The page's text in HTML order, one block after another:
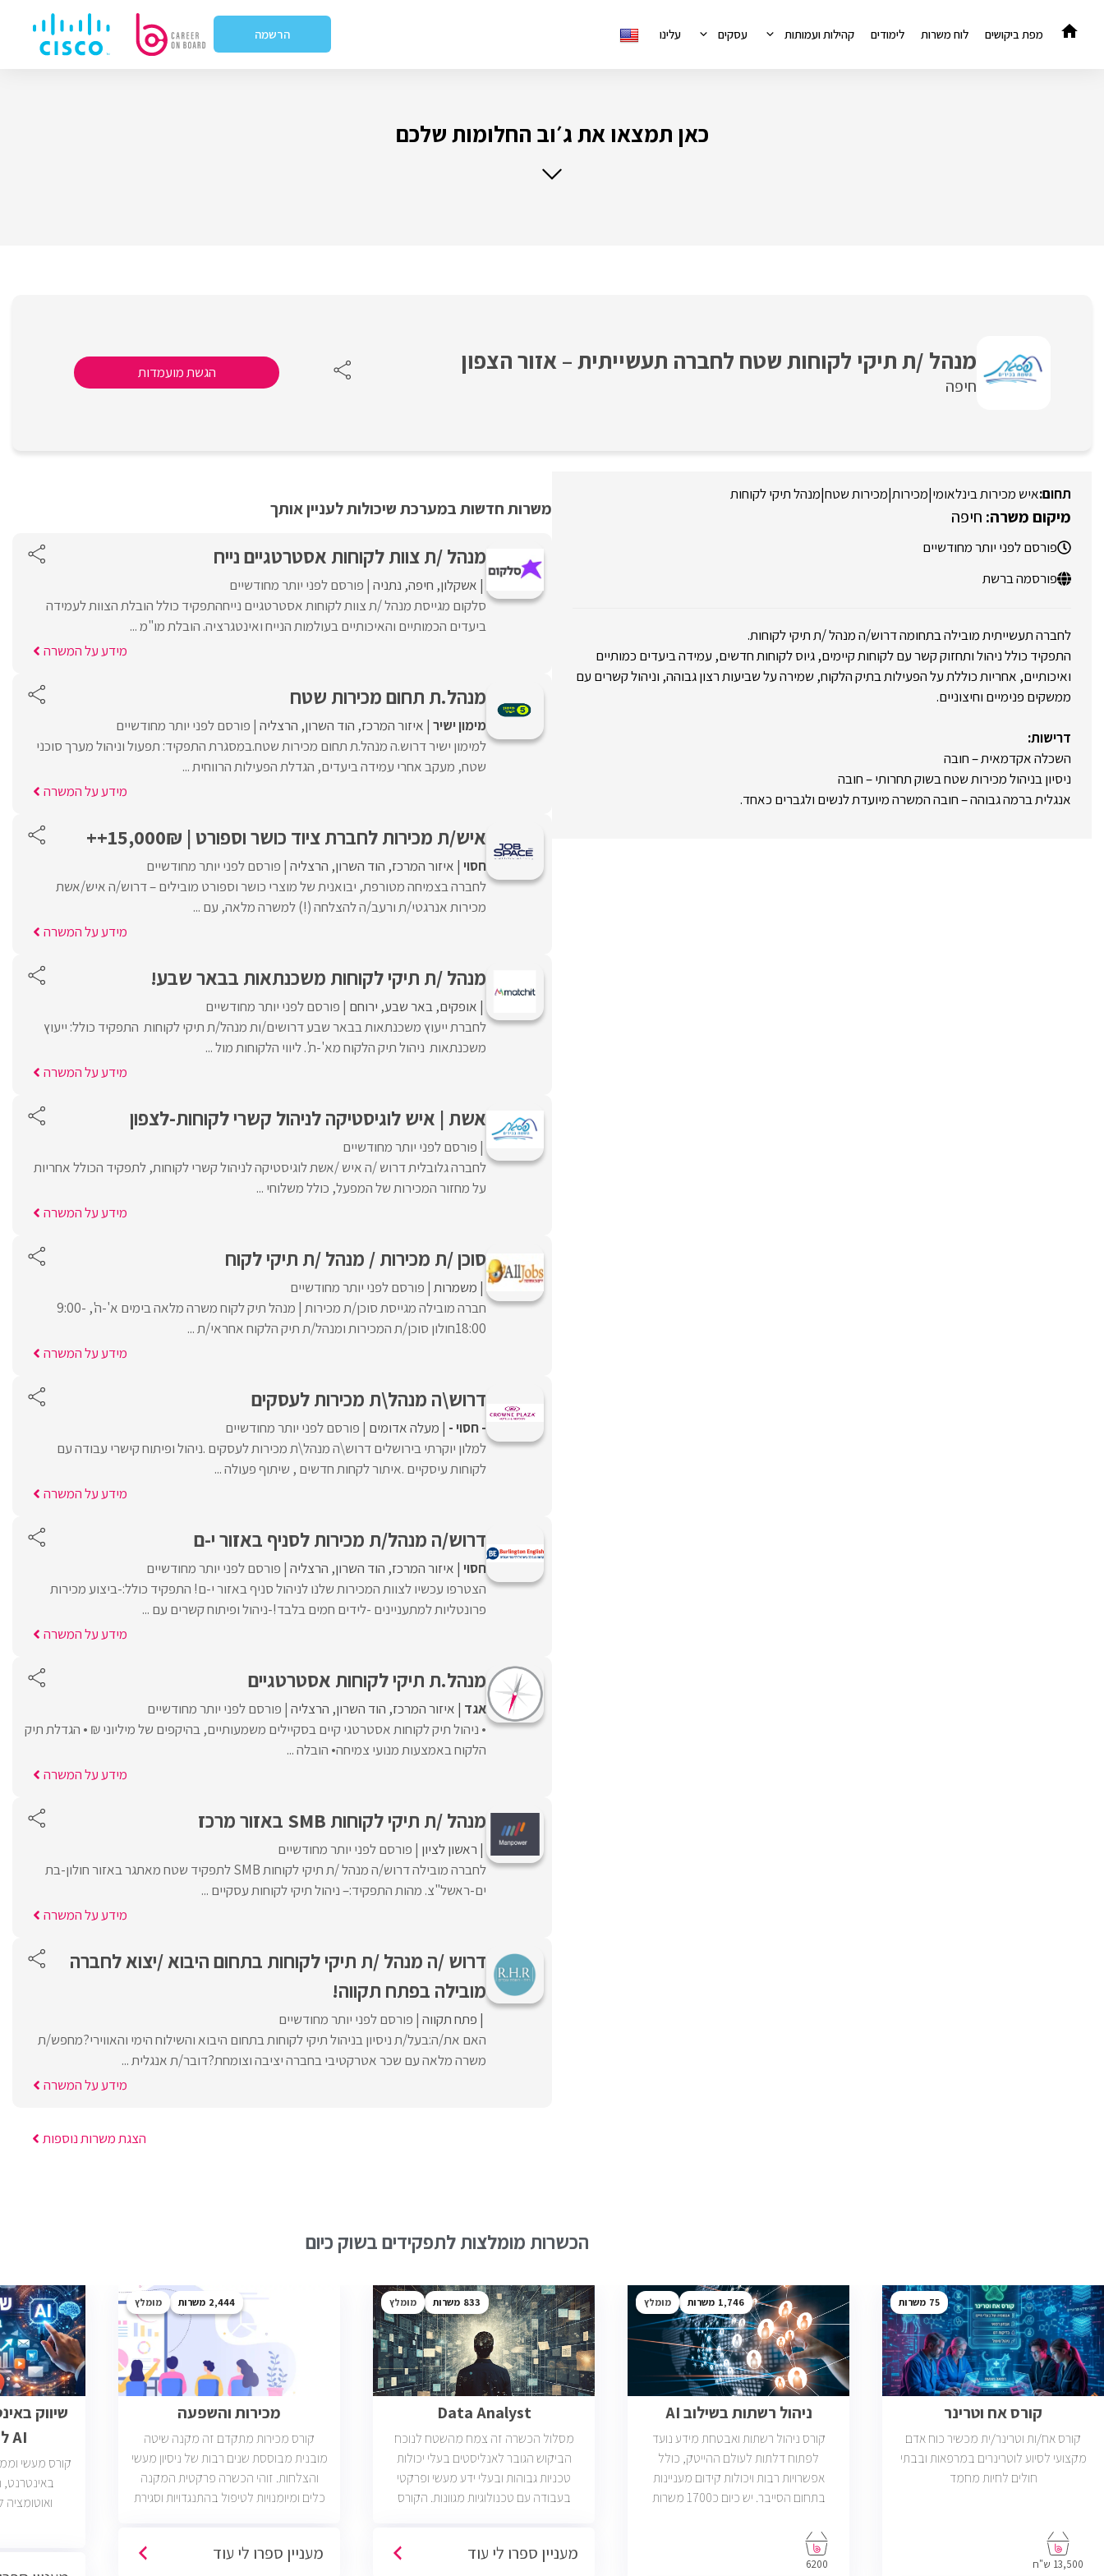
לתוכן
מפת ביקושים לוח משרות לימודים קהילות ועמותות עסקים עלינו הרשמה
כאן תמצאו את ג׳וב החלומות שלכם
מנהל /ת תיקי לקוחות שטח לחברה תעשייתית – אזור הצפון
חיפה
הגשת מועמדות
איש מכירות בינלאומי|מכירות|מכירות שטח|מנהל תיקי לקוחות
חיפה
פורסם לפני יותר מחודשיים
פורסמה ברשת
לחברה תעשייתית מובילה בתחומה דרוש/ה מנהל /ת תיקי לקוחות.
התפקיד כולל ניהול ותחזוק קשר עם לקוחות קיימים, גיוס לקוחות חדשים, עמידה ביעדים כמותיים
ואיכותיים, אחריות כוללת על הפעילות בתיק הלקוח, שמירה על שביעות רצון גבוהה, וניהול קשרים עם
ממשקים פנימיים וחיצוניים.
דרישות:
השכלה אקדמאית – חובה
ניסיון בניהול מכירות שטח בשוק תחרותי – חובה
אנגלית ברמה גבוהה – חובה המשרה מיועדת לנשים ולגברים כאחד.
משרות חדשות במערכת שיכולות לעניין אותך
מנהל /ת צוות לקוחות אסטרטגיים נייח
אשקלון חיפה נתניה פורסם לפני יותר מחודשיים
סלקום מגייסת מנהל /ת צוות לקוחות אסטרטגיים נייחהתפקיד כולל הובלת הצוות לעמידה
ביעדים הכמותיים והאיכותיים בעולמות הנייח ואינטגרציה. הובלת מו"מ ...
מידע על המשרה
מנהל.ת תחום מכירות שטח
מימון ישיר איזור המרכז הוד השרון הרצליה פורסם לפני יותר מחודשיים
למימון ישיר דרוש.ה מנהל.ת תחום מכירות שטח.במסגרת התפקיד: תפעול וניהול מערך סוכני
שטח, מעקב אחרי עמידה ביעדים, הגדלת הפעילות הרווחית ...
מידע על המשרה
איש/ת מכירות לחברת ציוד כושר וספורט | 15,000₪++
חסוי איזור המרכז הוד השרון הרצליה פורסם לפני יותר מחודשיים
לחברה בצמיחה מטורפת, יבואנית של מוצרי כושר וספורט מובילים – דרוש/ה איש/אשת
מכירות אנרגטי/ת ורעב/ה להצלחה (!) למשרה מלאה, עם ...
מידע על המשרה
מנהל /ת תיקי לקוחות משכנתאות בבאר שבע!
אופקים באר שבע ירוחם פורסם לפני יותר מחודשיים
לחברת ייעוץ משכנתאות בבאר שבע דרושים/ות מנהל/ת תיקי לקוחות התפקיד כולל: ייעוץ
משכנתאות ניהול תיק הלקוח מא'-ת'. ליווי הלקוחות מול ...
מידע על המשרה
אשת | איש לוגיסטיקה לניהול קשרי לקוחות-לצפון
פורסם לפני יותר מחודשיים
לחברה גלובלית דרוש /ה איש /אשת לוגיסטיקה לניהול קשרי לקוחות, לתפקיד הכולל אחריות
על מחזור המכירות של המפעל, כולל משלוחי ...
מידע על המשרה
סוכן /ת מכירות / מנהל /ת תיקי לקוח
משמרות פורסם לפני יותר מחודשיים
חברה מובילה מגייסת סוכן/ת מכירות | מנהל תיק לקוח משרה מלאה בימים א'-ה', 9:00-
18:00חולון סוכן/ת המכירות ומנהל/ת תיק הלקוח אחראי/ת ...
מידע על המשרה
דרוש\ה מנהל\ת מכירות לעסקים
- חסוי - מעלה אדומים פורסם לפני יותר מחודשיים
למלון יוקרתי בירושלים דרוש\ה מנהל\ת מכירות לעסקים .ניהול ופיתוח קישרי עבודה עם
לקוחות עיסקיים .איתור לקחות חדשים , שיתוף פעולה ...
מידע על המשרה
דרוש/ה מנהל/ת מכירות לסניף באזור י-ם
חסוי איזור המרכז הוד השרון הרצליה פורסם לפני יותר מחודשיים
הצטרפו עכשיו לצוות המכירות שלנו לניהול סניף באזור י-ם! התפקיד כולל:-ביצוע מכירות
פרונטליות למתעניינים -לידים חמים בלבד!-ניהול ופיתוח קשרים עם ...
מידע על המשרה
מנהל.ת תיקי לקוחות אסטרטגיים
אגד איזור המרכז הוד השרון הרצליה פורסם לפני יותר מחודשיים
• ניהול תיק לקוחות אסטרטגי קיים בסקיילים משמעותיים, בהיקפים של מיליוני ₪ • הגדלת תיק
הלקוח באמצעות מנועי צמיחה• הובלה ...
מידע על המשרה
מנהל /ת תיקי לקוחות SMB באזור מרכז
ראשון לציון פורסם לפני יותר מחודשיים
לחברה מובילה דרוש/ה מנהל /ת תיקי לקוחות SMB לתפקיד שטח מאתגר באזור חולון-בת
ים-ראשל"צ. מהות התפקיד:– ניהול תיקי לקוחות עסקיים ...
מידע על המשרה
דרוש /ה מנהל /ת תיקי לקוחות בתחום היבוא /יצוא לחברה
מובילה בפתח תקווה!
פתח תקווה פורסם לפני יותר מחודשיים
האם את/ה:בעל/ת ניסיון בניהול תיקי לקוחות בתחום היבוא והשילוח הימי והאווירי?מחפש/ת
משרה מלאה עם שכר אטרקטיבי בחברה יציבה וצומחת?דובר/ת אנגלית ...
מידע על המשרה
הצגת משרות נוספות
הכשרות מומלצות לתפקידים בשוק כיום
75
קורס אח וטרינר
קורס אח/ות וטרינר/ית מכשיר כוח אדם
מקצועי לסיוע לוטרינרים במרפאות ובבתי
חולים לחיות מחמד
13,500 ש"ח
1,746 מומלץ
ניהול רשתות בשילוב AI
קורס ניהול רשתות ואבטחת מידע נועד
לפתוח דלתות לעולם ההייטק, כולל
אפשרויות רבות ויכולות קידום מעניינות
בתחום הסייבר. יש כיום כ1700 משרות
בניהול רשתות והסמכת CCNA.
6200
833 מומלץ
Data Analyst
מסלול הכשרה זה צמח מהשטח לנוכח
הביקוש הגובר לאנליסטים בעלי יכולות
טכניות גבוהות ובעלי ידע מעשי ופרקטי
בעבודה עם טכנולוגיות מגוונות. הקורס
פתוחות בשוק והתפקיד מתאים לעבודה
מעניין ספרו לי עוד
2,444 מומלץ
מכירות והשפעה
קורס מכירות מתקדם זה מקנה שיטה
מובנית מבוססת שנים רבות של ניסיון מעשי
והצלחות. זוהי הכשרה פרקטית המקנה
כלים ומיומנויות לטיפול בהתנגדויות וסגירת
הסוגים והגדלים (מכירות טלפוניות,
מעניין ספרו לי עוד
שיווק
AI לבעלי עסקים
קורס מעשי
ואוטומציה